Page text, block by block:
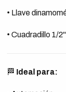
• Llave
• Cuadradillo 1/
🏁 Ideal para: